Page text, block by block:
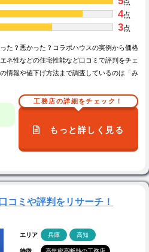
点
4点
3点
た？悪かった？コラボハウスの実例から価格
ネ性などの住宅性能など口コミで評判をチェ
情報や値下げ方法まで調査しているのは「み
工務店の詳細をチェック！
もっと詳しく見る
コミや評判をリサーチ！
エリア 兵庫 高知